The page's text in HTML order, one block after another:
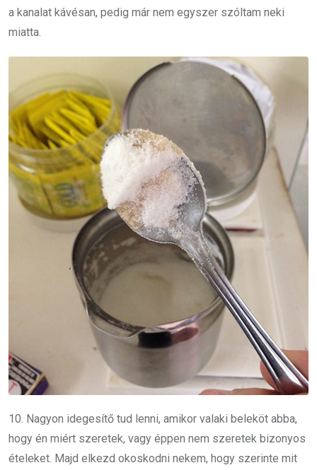
a kanalat kávésan, pedig már nem egyszer szóltam neki
miatta.
10. Nagyon idegesítő tud lenni, amikor valaki beleköt abba,
hogy én miért szeretek, vagy éppen nem szeretek bizonyos
ételeket. Majd elkezd okoskodni nekem, hogy szerinte mit